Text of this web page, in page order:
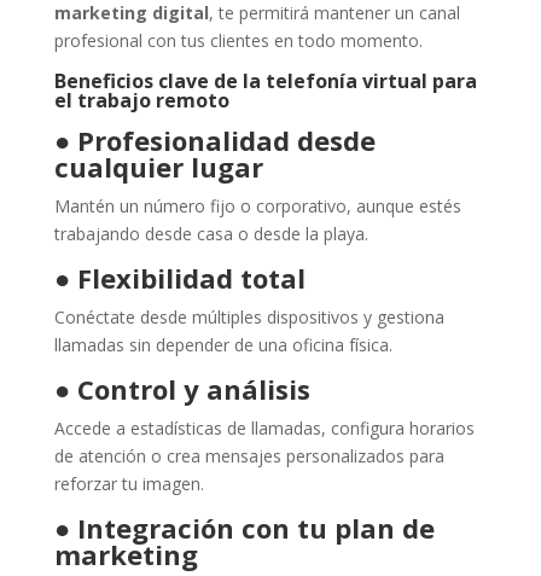
marketing digital, te permitirá mantener un canal
profesional con tus clientes en todo momento.
Beneficios clave de la telefonía virtual para
el trabajo remoto
● Profesionalidad desde
cualquier lugar
Mantén un número fijo o corporativo, aunque estés
trabajando desde casa o desde la playa.
● Flexibilidad total
Conéctate desde múltiples dispositivos y gestiona
llamadas sin depender de una oficina física.
● Control y análisis
Accede a estadísticas de llamadas, configura horarios
de atención o crea mensajes personalizados para
reforzar tu imagen.
● Integración con tu plan de
marketing